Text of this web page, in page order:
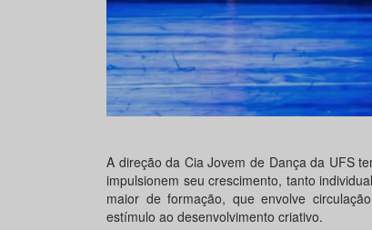
A direção da Cia Jovem de Dança da UFS
impulsionem seu crescimento, tanto
maior de formação, que envolve
estímulo ao desenvolvimento criativo.